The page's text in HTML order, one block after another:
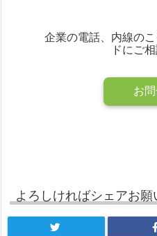
企業の電話、内線の
ドにご
お
よろしければシェアお願